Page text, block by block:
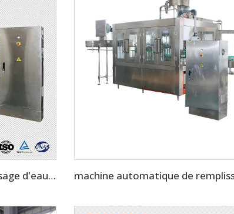
machine automatique de remplissage d'eau minérale de 12 000 BPH (CGF24-24-8)